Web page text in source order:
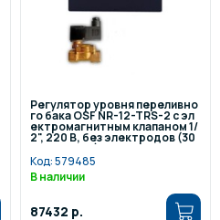
Регулятор уровня переливно
го бака OSF NR-12-TRS-2 с эл
ектромагнитным клапаном 1/
2", 220 В, без электродов (30
3.008.2030)
Код:579485
В наличии
87432 р.